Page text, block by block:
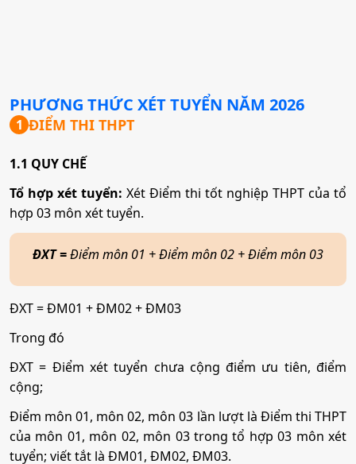
PHƯƠNG THỨC XÉT TUYỂN NĂM 2026
1 ĐIỂM THI THPT
1.1 QUY CHẾ
Tổ hợp xét tuyển: Xét Điểm thi tốt nghiệp THPT của tổ
hợp 03 môn xét tuyển.
ĐXT=Điểm môn 01 + Điểm môn 02 + Điểm môn 03
ĐXT = ĐM01 + ĐM02 + ĐM03
Trong đó
ĐXT = Điểm xét tuyển chưa cộng điểm ưu tiên, điểm
cộng;
Điểm môn 01, môn 02, môn 03 lần lượt là Điểm thi THPT
của môn 01, môn 02, môn 03 trong tổ hợp 03 môn xét
tuyển; viết tắt là ĐM01, ĐM02, ĐM03.